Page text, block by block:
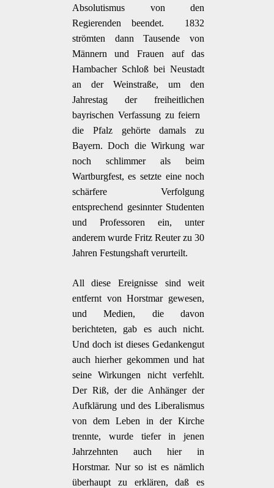
Absolutismus von den
Regierenden beendet.  1832
strömten dann Tausende von
Männern und Frauen auf das
Hambacher Schloß bei Neustadt
an der Weinstraße, um den
Jahrestag der freiheitlichen
bayrischen Verfassung zu feiern 
die Pfalz gehörte damals zu
Bayern. Doch die Wirkung war
noch schlimmer als beim
Wartburgfest, es setzte eine noch
schärfere Verfolgung
entsprechend gesinnter Studenten
und Professoren ein, unter
anderem wurde Fritz Reuter zu 30
Jahren Festungshaft verurteilt.
All diese Ereignisse sind weit
entfernt von Horstmar gewesen,
und Medien, die davon
berichteten, gab es auch nicht.
Und doch ist dieses Gedankengut
auch hierher gekommen und hat
seine Wirkungen nicht verfehlt.
Der Riß, der die Anhänger der
Aufklärung und des Liberalismus
von dem Leben in der Kirche
trennte, wurde tiefer in jenen
Jahrzehnten auch hier in
Horstmar. Nur so ist es nämlich
überhaupt zu erklären, daß es